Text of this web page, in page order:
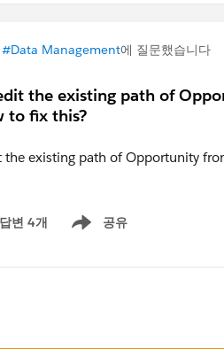
#Data Management에 질문했습니다
the existing path of
to fix this?
답변 4개 공유
Show menu